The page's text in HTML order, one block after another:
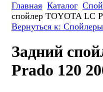
Главная Каталог
спойлер TOYOTA LC
Вернуться к:
Задний
Prado 120